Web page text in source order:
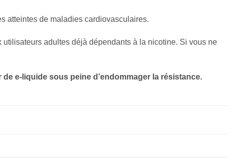
atteintes de maladies cardiovasculaires.
adultes déjà dépendants à la nicotine. Si vous ne
e-liquide sous peine d’endommager la résistance.